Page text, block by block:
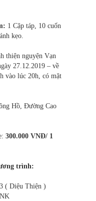
1 Cặp táp, 10 cuốn
kẹo.
thiện nguyện Vạn
27.12.2019 – về
vào lúc 20h, có mặt
Hồ, Đường Cao
300.000 VNĐ/ 1
trình:
( Diệu Thiện )